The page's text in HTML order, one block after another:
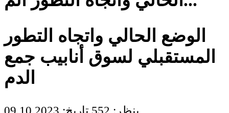
الوضع الحالي واتجاه التطور
المستقبلي لسوق أنابيب جمع
الدم
ينظر: 552
تاريخ: 09.10.2023